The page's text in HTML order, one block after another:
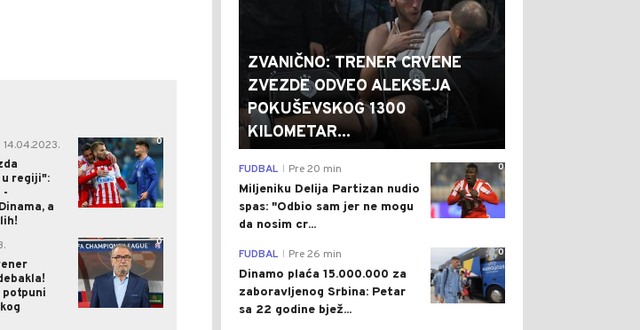
14.04.2023.
regiji":
-
a
0
potpuni
0
ZVANIČNO: TRENER CRVENE
ZVEZDE ODVEO ALEKSEJA
POKUŠEVSKOG 1300
KILOMETAR...
0
FUDBAL Pre 20 min
Miljeniku Delija Partizan nudio
spas: "Odbio sam jer ne mogu
da nosim cr...
0
FUDBAL Pre 26 min
Dinamo plaća 15.000.000 za
zaboravljenog Srbina: Petar
sa 22 godine bjež...